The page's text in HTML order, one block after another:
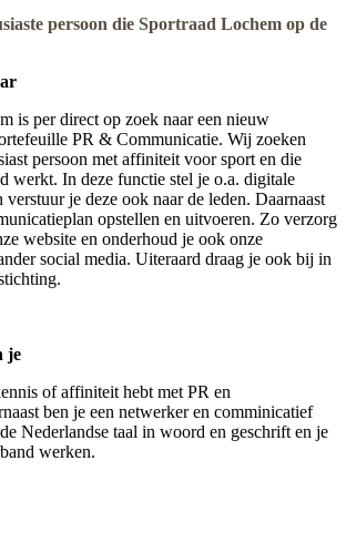
persoon die Sportraad Lochem op de
is per direct op zoek naar een nieuw
PR & Communicatie. Wij zoeken
persoon met affiniteit voor sport en die
werkt. In deze functie stel je o.a. digitale
je deze ook naar de leden. Daarnaast
opstellen en uitvoeren. Zo verzorg
website en onderhoud je ook onze
social media. Uiteraard draag je ook bij in
je
of affiniteit hebt met PR en
ben je een netwerker en comminicatief
Nederlandse taal in woord en geschrift en je
werken.